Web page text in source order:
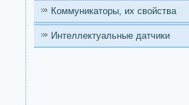
Коммуникаторы, их свойства
Интеллектуальные датчики